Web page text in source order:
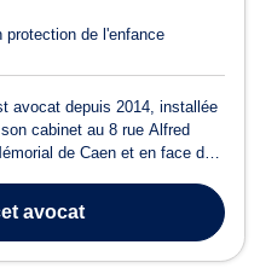
protection de l'enfance
avocat depuis 2014, installée
cabinet au 8 rue Alfred
de Caen et en face de
En droit du travail,
avocat